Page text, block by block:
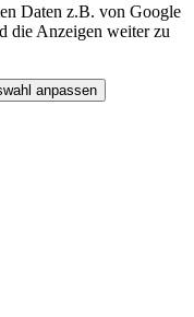
Daten z.B. von Google
die Anzeigen weiter zu
anpassen